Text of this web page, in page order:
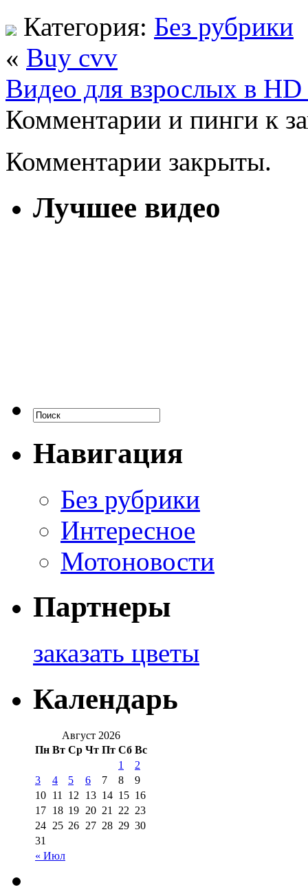
Категория: Без рубрики
« Buy cvv
Видео для взрослых в HD
Комментарии и пинги к
Комментарии закрыты.
Лучшее видео
Навигация
Без рубрики
Интересное
Мотоновости
Партнеры
заказать цветы
Календарь
Август 2026
Пн Вт Ср Чт Пт Сб Вс
« Июл
1
2
3
4 5 6 7 8
9
10 11 12 13 14 15 16
17 18 19 20 21 22 23
24 25 26 27 28 29 30
31